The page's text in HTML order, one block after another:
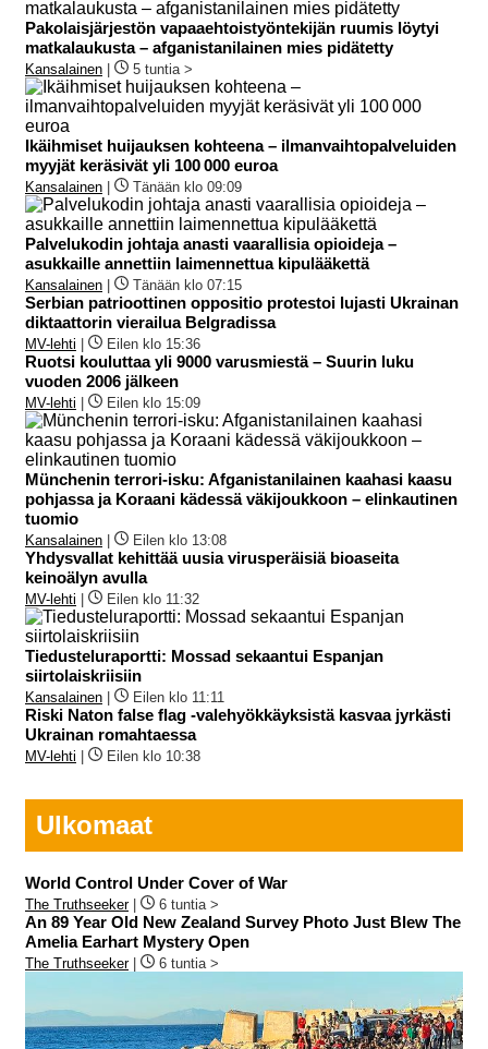
Pakolaisjärjestön vapaaehtoistyöntekijän ruumis löytyi
matkalaukusta – afganistanilainen mies pidätetty
Kansalainen 5 tuntia >
Ikäihmiset huijauksen kohteena – ilmanvaihtopalveluiden
myyjät keräsivät yli 100 000 euroa
Kansalainen Tänään klo 09:09
Palvelukodin johtaja anasti vaarallisia opioideja –
asukkaille annettiin laimennettua kipulääkettä
Kansalainen Tänään klo 07:15
Serbian patrioottinen oppositio protestoi lujasti Ukrainan
diktaattorin vierailua Belgradissa
MV-lehti Eilen klo 15:36
Ruotsi kouluttaa yli 9000 varusmiestä – Suurin luku
vuoden 2006 jälkeen
MV-lehti Eilen klo 15:09
Münchenin terrori-isku: Afganistanilainen kaahasi kaasu
pohjassa ja Koraani kädessä väkijoukkoon – elinkautinen
tuomio
Kansalainen Eilen klo 13:08
Yhdysvallat kehittää uusia virusperäisiä bioaseita
keinoälyn avulla
MV-lehti Eilen klo 11:32
Tiedusteluraportti: Mossad sekaantui Espanjan
siirtolaiskriisiin
Kansalainen Eilen klo 11:11
Riski Naton false flag -valehyökkäyksistä kasvaa jyrkästi
Ukrainan romahtaessa
MV-lehti Eilen klo 10:38
Ulkomaat
World Control Under Cover of War
The Truthseeker| 6 tuntia >
An 89 Year Old New Zealand Survey Photo Just Blew The
Amelia Earhart Mystery Open
The Truthseeker| 6 tuntia >